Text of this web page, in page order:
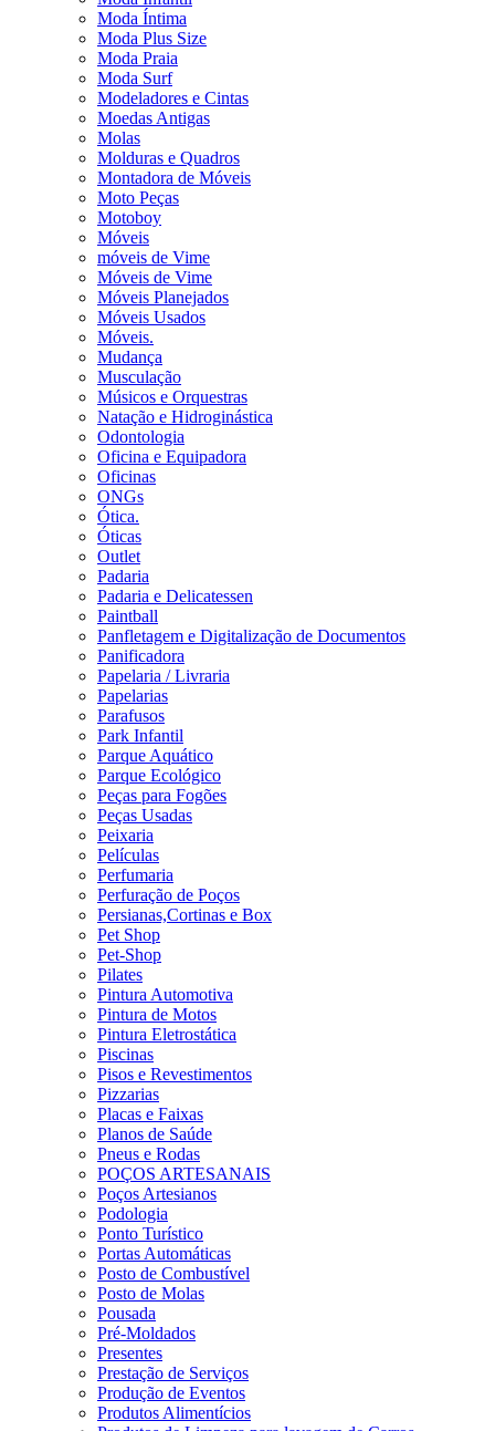
Moda Íntima
Moda Plus Size
Moda Praia
Moda Surf
Modeladores e Cintas
Moedas Antigas
Molas
Molduras e Quadros
Montadora de Móveis
Moto Peças
Motoboy
Móveis
móveis de Vime
Móveis de Vime
Móveis Planejados
Móveis Usados
Móveis.
Mudança
Musculação
Músicos e Orquestras
Natação e Hidroginástica
Odontologia
Oficina e Equipadora
Oficinas
ONGs
Ótica.
Óticas
Outlet
Padaria
Padaria e Delicatessen
Paintball
Panfletagem e Digitalização de Documentos
Panificadora
Papelaria / Livraria
Papelarias
Parafusos
Park Infantil
Parque Aquático
Parque Ecológico
Peças para Fogões
Peças Usadas
Peixaria
Películas
Perfumaria
Perfuração de Poços
Persianas,Cortinas e Box
Pet Shop
Pet-Shop
Pilates
Pintura Automotiva
Pintura de Motos
Pintura Eletrostática
Piscinas
Pisos e Revestimentos
Pizzarias
Placas e Faixas
Planos de Saúde
Pneus e Rodas
POÇOS ARTESANAIS
Poços Artesianos
Podologia
Ponto Turístico
Portas Automáticas
Posto de Combustível
Posto de Molas
Pousada
Pré-Moldados
Presentes
Prestação de Serviços
Produção de Eventos
Produtos Alimentícios